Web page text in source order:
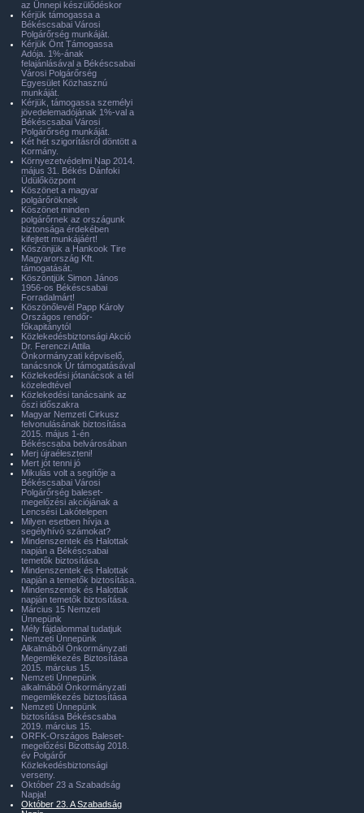
az Ünnepi készülődéskor
Kérjük támogassa a
Békéscsabai Városi
Polgárőrség munkáját.
Kérjük Önt Támogassa
Adója. 1%-ának
felajánlásával a Békéscsabai
Városi Polgárőrség
Egyesület Közhasznú
munkáját.
Kérjük, támogassa személyi
jövedelemadójának 1%-val a
Békéscsabai Városi
Polgárőrség munkáját.
Két hét szigorításról döntött a
Kormány.
Környezetvédelmi Nap 2014.
május 31. Békés Dánfoki
Üdülőközpont
Köszönet a magyar
polgárőröknek
Köszönet minden
polgárőrnek az országunk
biztonsága érdekében
kifejtett munkájáért!
Köszönjük a Hankook Tire
Magyarország Kft.
támogatását.
Köszöntjük Simon János
1956-os Békéscsabai
Forradalmárt!
Köszönőlevél Papp Károly
Országos rendőr-
főkapitánytól
Közlekedésbiztonsági Akció
Dr. Ferenczi Attila
Önkormányzati képviselő,
tanácsnok Úr támogatásával
Közlekedési jótanácsok a tél
közeledtével
Közlekedési tanácsaink az
őszi időszakra
Magyar Nemzeti Cirkusz
felvonulásának biztosítása
2015. május 1-én
Békéscsaba belvárosában
Merj újraéleszteni!
Mert jót tenni jó
Mikulás volt a segítője a
Békéscsabai Városi
Polgárőrség baleset-
megelőzési akciójának a
Lencsési Lakótelepen
Milyen esetben hívja a
segélyhívó számokat?
Mindenszentek és Halottak
napján a Békéscsabai
temetők biztosítása.
Mindenszentek és Halottak
napján a temetők biztosítása.
Mindenszentek és Halottak
napján temetők biztosítása.
Március 15 Nemzeti
Ünnepünk
Mély fájdalommal tudatjuk
Nemzeti Ünnepünk
Alkalmából Önkormányzati
Megemlékezés Biztosítása
2015. március 15.
Nemzeti Ünnepünk
alkalmából Önkormányzati
megemlékezés biztosítása
Nemzeti Ünnepünk
biztosítása Békéscsaba
2019. március 15.
ORFK-Országos Baleset-
megelőzési Bizottság 2018.
év Polgárőr
Közlekedésbiztonsági
verseny.
Október 23 a Szabadság
Napja!
Október 23. A Szabadság